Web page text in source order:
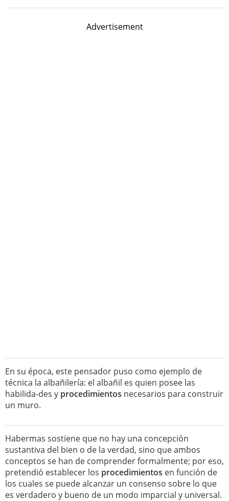
Advertisement
En su época, este pensador puso como ejemplo de
técnica la albañilería: el albañil es quien posee las
habilida-des y procedimientos necesarios para construir
un muro.
Habermas sostiene que no hay una concepción
sustantiva del bien o de la verdad, sino que ambos
conceptos se han de comprender formalmente; por eso,
pretendió establecer los procedimientos en función de
los cuales se puede alcanzar un consenso sobre lo que
es verdadero y bueno de un modo imparcial y universal.